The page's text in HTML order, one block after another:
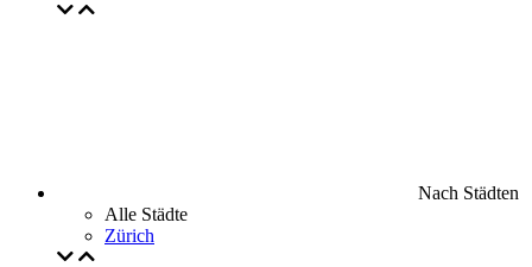
Nach Städten
Alle Städte
Zürich